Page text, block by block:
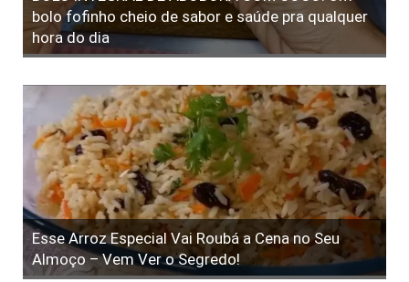
bolo fofinho cheio de sabor e saúde pra qualquer
hora do dia
Esse Arroz Especial Vai Roubá a Cena no Seu
Almoço – Vem Ver o Segredo!